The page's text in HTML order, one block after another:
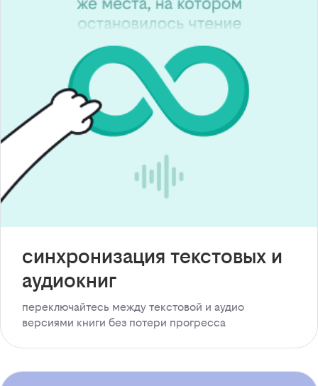
синхронизация текстовых и
аудиокниг
переключайтесь между текстовой и аудио
версиями книги без потери прогресса